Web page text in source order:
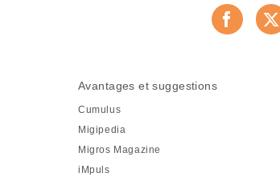
Avantages et suggestions
Cumulus
Migipedia
Migros Magazine
iMpuls